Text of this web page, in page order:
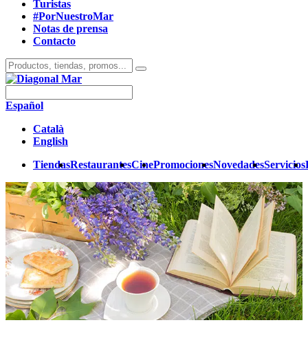
Turistas
#PorNuestroMar
Notas de prensa
Contacto
Español
Català
English
TiendasRestaurantesCinePromocionesNovedadesServicios